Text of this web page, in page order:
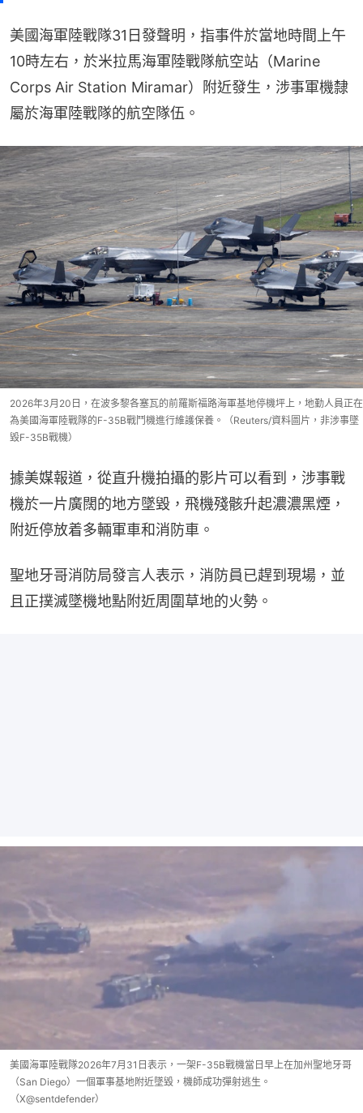
美國海軍陸戰隊31日發聲明，指事件於當地時間上午
10時左右，於米拉馬海軍陸戰隊航空站（Marine
Corps Air Station Miramar）附近發生，涉事軍機隸
屬於海軍陸戰隊的航空隊伍。
2026年3月20日，在波多黎各塞瓦的前羅斯福路海軍基地停機坪上，地勤人員正在
為美國海軍陸戰隊的F-35B戰鬥機進行維護保養。（Reuters/資料圖片，非涉事墜
毀F-35B戰機）
據美媒報道，從直升機拍攝的影片可以看到，涉事戰
機於一片廣闊的地方墜毀，飛機殘骸升起濃濃黑煙，
附近停放着多輛軍車和消防車。
聖地牙哥消防局發言人表示，消防員已趕到現場，並
且正撲滅墜機地點附近周圍草地的火勢。
美國海軍陸戰隊2026年7月31日表示，一架F-35B戰機當日早上在加州聖地牙哥
（San Diego）一個軍事基地附近墜毀，機師成功彈射逃生。
（X@sentdefender）